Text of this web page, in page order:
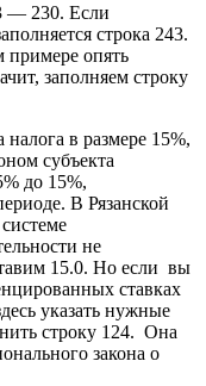
— 230. Если
строка 243.
примере опять
заполняем строку
налога в размере 15%,
субъекта
до 15%,
В Рязанской
не
15.0. Но если вы
ставках
указать нужные
строку 124. Она
закона о